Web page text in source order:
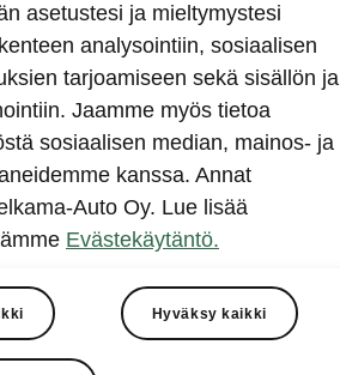
Avustinjärjestelmät
Sähköautot ja hybridit
Sähköautot ja hybridit
Ladattavat hybridit
Vinkkejä sähköautoiluun
Ajoakku ja turvallisuus
Ohjelmiston päivitys
Kotilataus
Latauspisteet kartalla
asetustesi ja mieltymystesi
analysointiin, sosiaalisen
tarjoamiseen sekä sisällön ja
Jaamme myös tietoa
sosiaalisen median, mainos- ja
kanssa. Annat
Auto Oy. Lue lisää
Evästekäytäntö.
Hyväksy kaikki